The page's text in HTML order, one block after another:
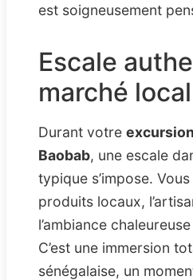
est soigneusement
Escale
marché local
Durant votre
Baobab, une escale
typique s’impose.
produits locaux,
l’ambiance
C’est une immersion
sénégalaise, un